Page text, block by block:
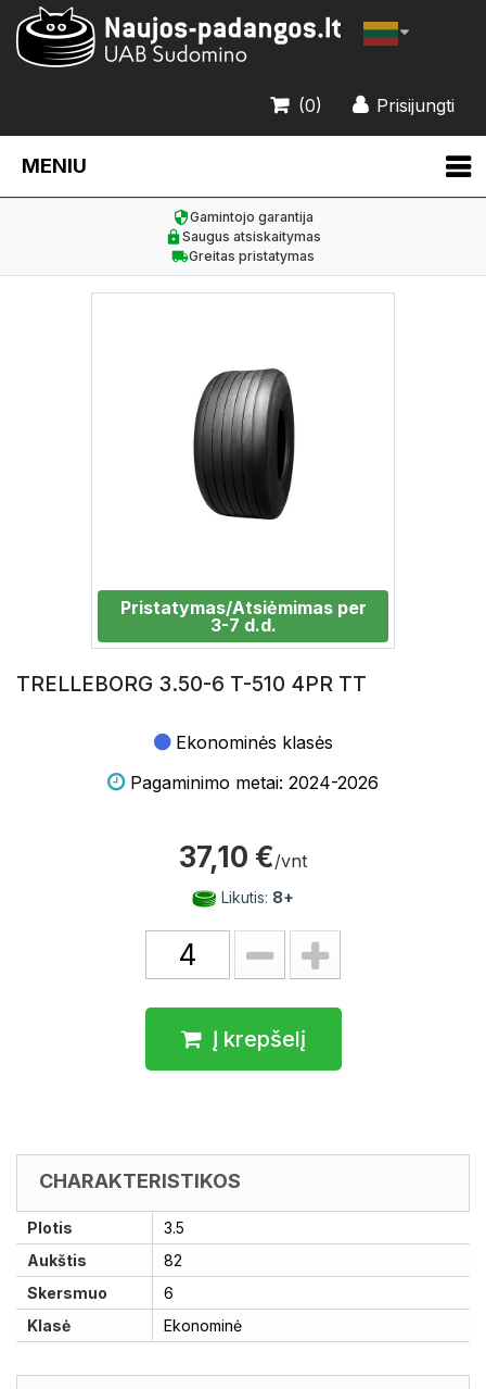
Prisijungti
(0)
MENIU
Gamintojo garantija
Saugus atsiskaitymas
Greitas pristatymas
Pristatymas/Atsiėmimas per
3-7 d.d.
TRELLEBORG 3.50-6 T-510 4PR TT
Ekonominės klasės
Pagaminimo metai: 2024-2026
37,10 €/vnt
Likutis: 8+
Į krepšelį
CHARAKTERISTIKOS
Plotis
3.5
Aukštis
82
Skersmuo
6
Klasė
Ekonominė